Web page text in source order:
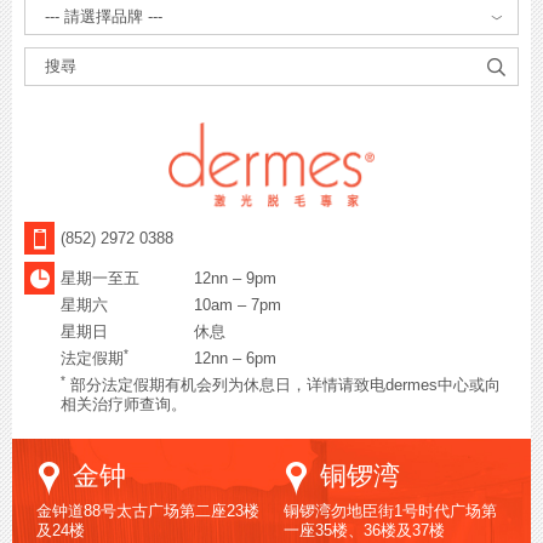
選
品
(852) 2972 0388
星期一至五
12nn – 9pm
星期六
10am – 7pm
星期日
休息
法定假期* 12nn – 6pm
* 部分法定假期有机会列为休息日，详情请致电dermes中心或向
相关治疗师查询。
Google
Maps
金钟
金钟道88号太古广场第二座23楼
及24楼
Google
Maps
铜锣湾
铜锣湾勿地臣街1号时代广场第
一座35楼、36楼及37楼